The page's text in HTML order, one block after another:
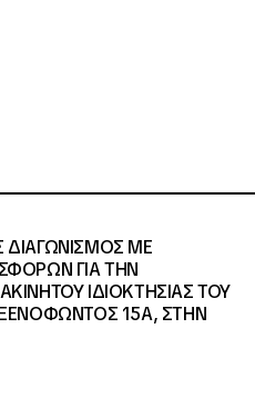
ΜΕ
ΓΙΑ ΤΗΝ
ΙΔΙΟΚΤΗΣΙΑΣ ΤΟΥ
ΞΕΝΟΦΩΝΤΟΣ 15Α, ΣΤΗΝ